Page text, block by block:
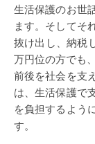
生活保護のお世
ます。そしてそ
抜け出し、納税
万円位の方でも
前後を社会を支
は、生活保護で
を負担するよう
す。